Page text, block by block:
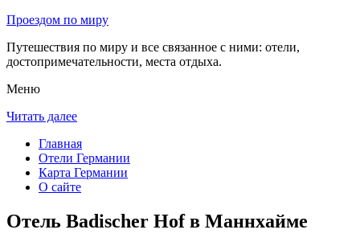
Проездом по миру
Путешествия по миру и все связанное с ними: отели,
достопримечательности, места отдыха.
Меню
Читать далее
Главная
Отели Германии
Карта Германии
О сайте
Отель Badischer Hof в Маннхайме